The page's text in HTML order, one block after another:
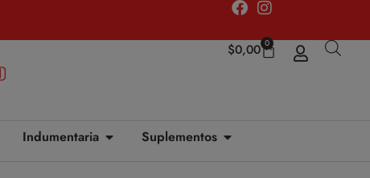
$0,00 0
Indumentaria
Suplementos